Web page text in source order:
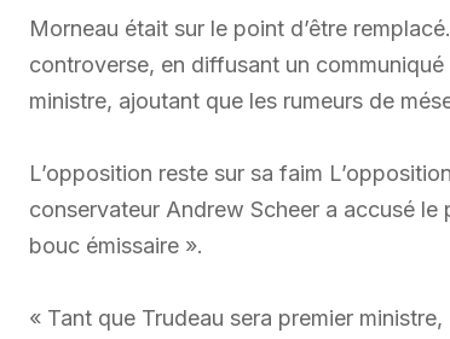
Morneau était sur le point d’être
controverse, en diffusant un
ministre, ajoutant que les rumeurs de
L’opposition reste sur sa faim
conservateur Andrew Scheer a accusé
bouc émissaire ».
« Tant que Trudeau sera premier